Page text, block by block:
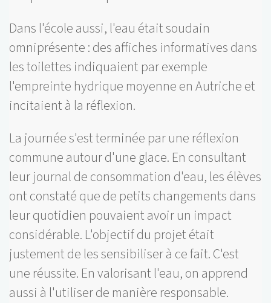
Dans l'école aussi, l'eau était soudain
omniprésente : des affiches informatives dans
les toilettes indiquaient par exemple
l'empreinte hydrique moyenne en Autriche et
incitaient à la réflexion.
La journée s'est terminée par une réflexion
commune autour d'une glace. En consultant
leur journal de consommation d'eau, les élèves
ont constaté que de petits changements dans
leur quotidien pouvaient avoir un impact
considérable. L'objectif du projet était
justement de les sensibiliser à ce fait. C'est
une réussite. En valorisant l'eau, on apprend
aussi à l'utiliser de manière responsable.